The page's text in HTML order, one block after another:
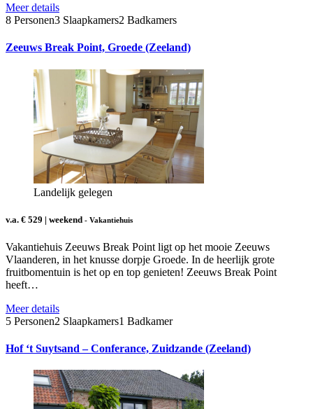
Meer details
8 Personen3 Slaapkamers2 Badkamers
Zeeuws Break Point, Groede (Zeeland)
Landelijk gelegen
v.a. € 529 | weekend - Vakantiehuis
Vakantiehuis Zeeuws Break Point ligt op het mooie Zeeuws
Vlaanderen, in het knusse dorpje Groede. In de heerlijk grote
fruitbomentuin is het op en top genieten! Zeeuws Break Point
heeft…
Meer details
5 Personen2 Slaapkamers1 Badkamer
Hof ‘t Suytsand – Conferance, Zuidzande (Zeeland)